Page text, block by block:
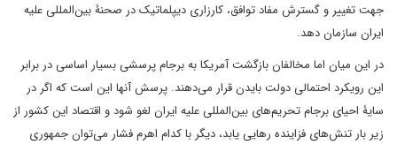
جهت تغییر و گسترش مفاد توافق، کارزاری دیپلماتیک در صحنۀ بین‌المللی علیه
ایران سازمان دهد.
در این میان اما مخالفان بازگشت آمریکا به برجام پرسشی بسیار اساسی در برابر
این رویکرد احتمالی دولت بایدن قرار می‌دهند. پرسش آنها این است که اگر در
سایۀ احیای برجام تحریم‌های بین‌المللی علیه ایران لغو شود و اقتصاد این کشور از
زیر بار تنش‌های فزاینده رهایی یابد، دیگر با کدام اهرم فشار می‌توان جمهوری